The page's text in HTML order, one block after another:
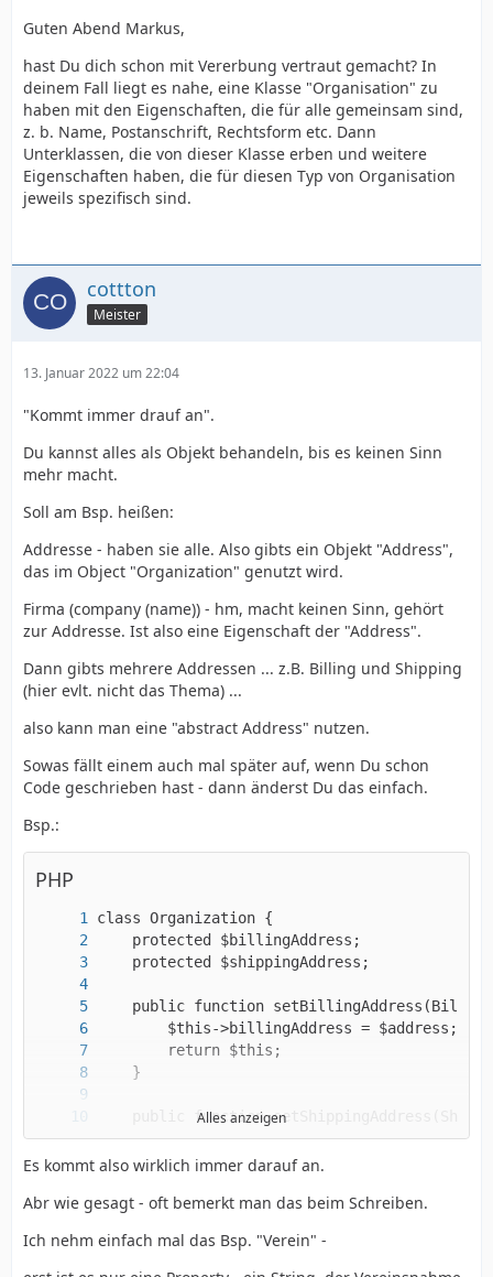
Guten Abend Markus,
hast Du dich schon mit Vererbung vertraut gemacht? In
deinem Fall liegt es nahe, eine Klasse "Organisation" zu
haben mit den Eigenschaften, die für alle gemeinsam sind,
z. b. Name, Postanschrift, Rechtsform etc. Dann
Unterklassen, die von dieser Klasse erben und weitere
Eigenschaften haben, die für diesen Typ von Organisation
jeweils spezifisch sind.
cottton
Meister
13. Januar 2022 um 22:04
"Kommt immer drauf an".
Du kannst alles als Objekt behandeln, bis es keinen Sinn
mehr macht.
Soll am Bsp. heißen:
Addresse - haben sie alle. Also gibts ein Objekt "Address",
das im Object "Organization" genutzt wird.
Firma (company (name)) - hm, macht keinen Sinn, gehört
zur Addresse. Ist also eine Eigenschaft der "Address".
Dann gibts mehrere Addressen ... z.B. Billing und Shipping
(hier evlt. nicht das Thema) ...
also kann man eine "abstract Address" nutzen.
Sowas fällt einem auch mal später auf, wenn Du schon
Code geschrieben hast - dann änderst Du das einfach.
Bsp.:
PHP
Alles anzeigen
Es kommt also wirklich immer darauf an.
Abr wie gesagt - oft bemerkt man das beim Schreiben.
Ich nehm einfach mal das Bsp. "Verein" -